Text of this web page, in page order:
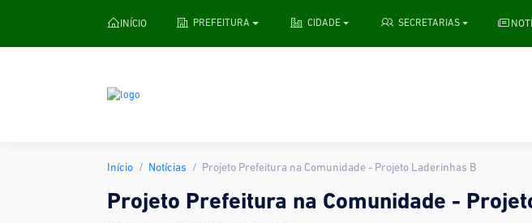
INÍCIO PREFEITURA CIDADE SECRETARIAS
Início Notícias Projeto Prefeitura na Comunidade - Projeto Laderinhas B
Projeto Prefeitura na Comunidade -